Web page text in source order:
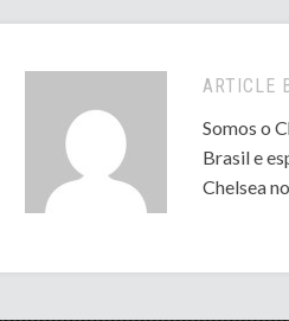
ARTICLE
Somos o
Brasil e
Chelsea